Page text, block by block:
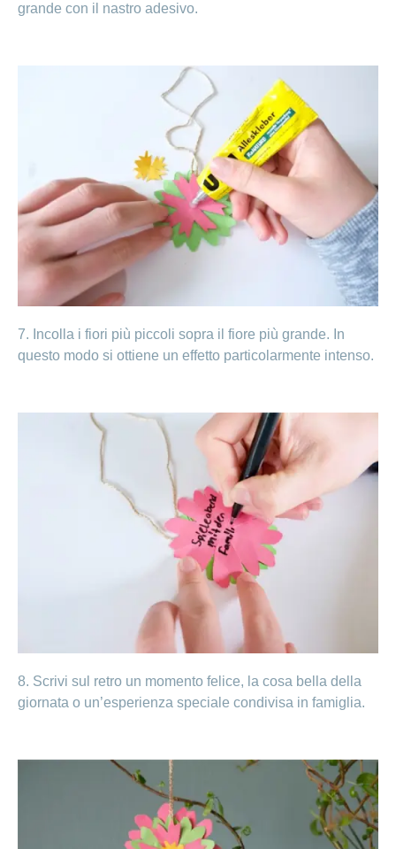
grande con il nastro adesivo.
7. Incolla i fiori più piccoli sopra il fiore più grande. In
questo modo si ottiene un effetto particolarmente intenso.
8. Scrivi sul retro un momento felice, la cosa bella della
giornata o un’esperienza speciale condivisa in famiglia.